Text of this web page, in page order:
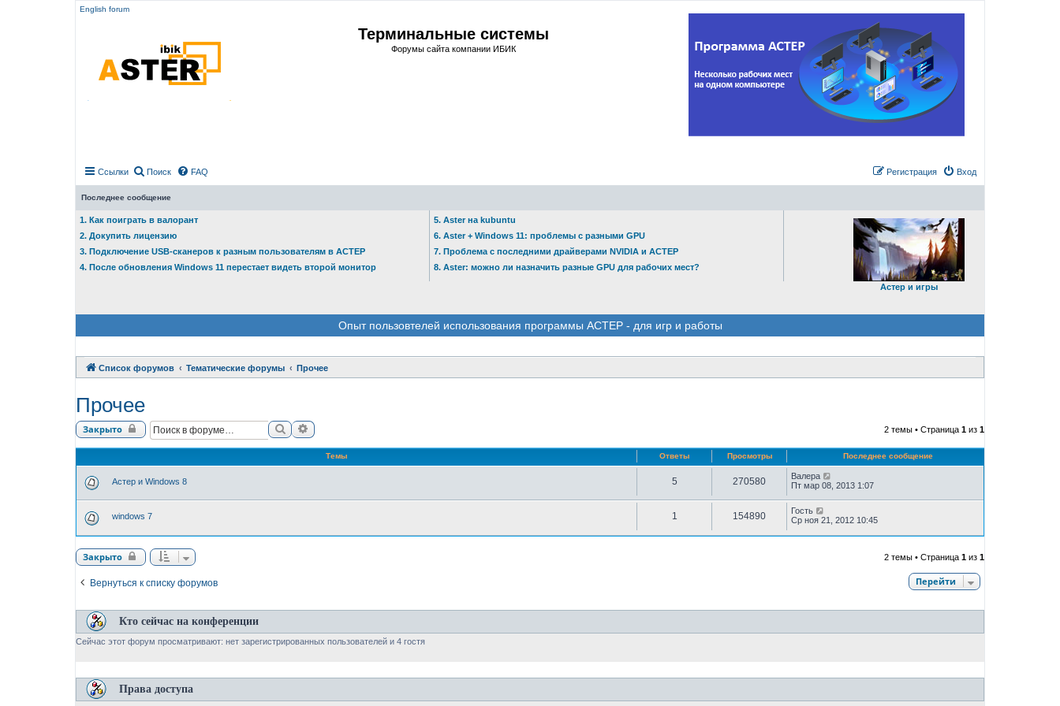
English forum
Терминальные системы
Форумы сайта компании ИБИК
Ссылки Поиск FAQ Вход
Регистрация
Последнее сообщение
1. Как поиграть в валорант
2. Докупить лицензию
3. Подключение USB-сканеров к разным пользователям в АСТЕР
4. После обновления Windows 11 перестает видеть второй монитор
5. Aster на kubuntu
6. Aster + Windows 11: проблемы с разными GPU
7. Проблема с последними драйверами NVIDIA и АСТЕР
8. Aster: можно ли назначить разные GPU для рабочих мест?
Астер и игры
Опыт пользовтелей использования программы АСТЕР - для игр и работы
Список форумов Тематические форумы Прочее
Прочее
Закрыто ПоискРасширенный поиск 2 темы • Страница 1 из 1
Темы Ответы Просмотры Последнее сообщение
Астер и Windows 8 5 270580
Валера
Пт мар 08, 2013 1:07
windows 7 1 154890
Гость
Ср ноя 21, 2012 10:45
Закрыто 2 темы • Страница 1 из 1
Вернуться к списку форумов Перейти
Кто сейчас на конференции
Сейчас этот форум просматривают: нет зарегистрированных пользователей и 4 гостя
Права доступа